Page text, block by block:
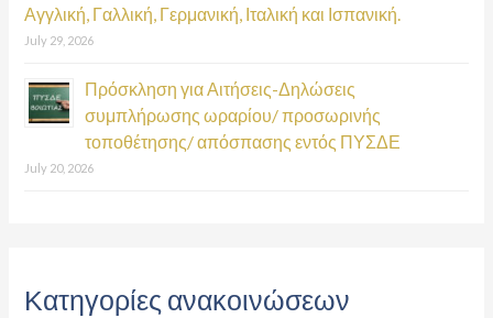
Αγγλική, Γαλλική, Γερμανική, Ιταλική και Ισπανική.
July 29, 2026
Πρόσκληση για Αιτήσεις-Δηλώσεις
συμπλήρωσης ωραρίου/ προσωρινής
τοποθέτησης/ απόσπασης εντός ΠΥΣΔΕ
July 20, 2026
Κατηγορίες ανακοινώσεων